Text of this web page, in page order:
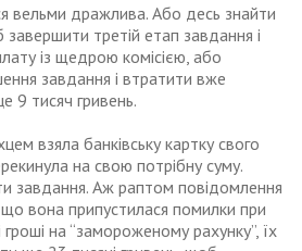
вельми дражлива. Або десь знайти
третій етап завдання і
із щедрою комісією, або
завдання і втратити вже
9 тисяч гривень.
взяла банківську картку свого
на свою потрібну суму.
завдання. Аж раптом повідомлення
вона припустилася помилки при
гроші на “замороженому рахунку”, їх